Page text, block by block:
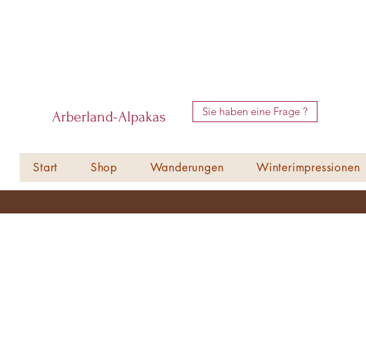
Arberland-Alpakas Sie haben eine Frage ?
Start Shop Wanderungen Winterimpressionen